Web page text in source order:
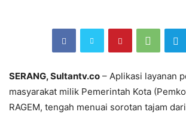
SERANG, Sultantv.co – Aplikasi layanan
masyarakat milik Pemerintah Kota
RAGEM, tengah menuai sorotan tajam